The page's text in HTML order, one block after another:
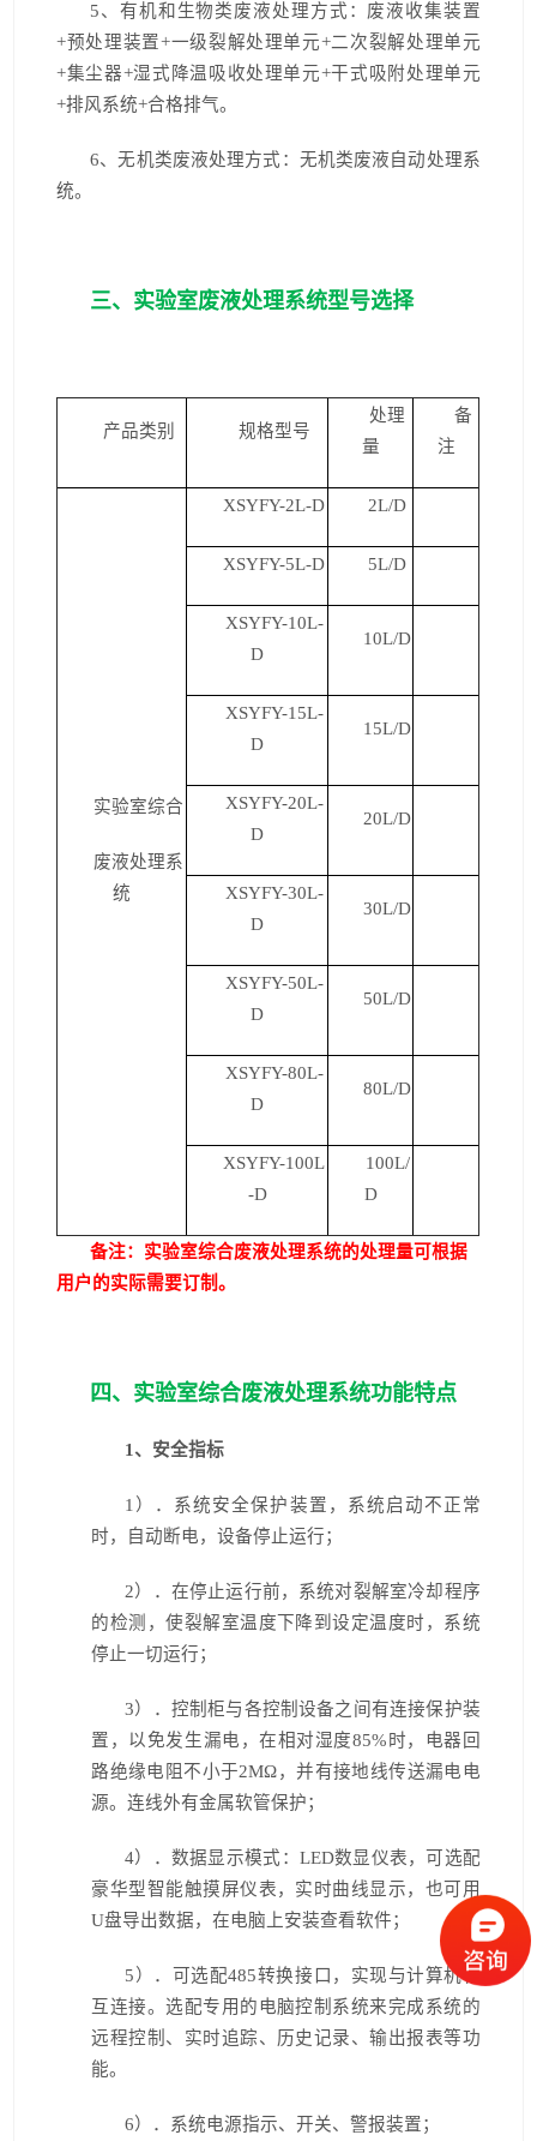
5、有机和生物类废液处理方式：废液收集装置
+预处理装置+一级裂解处理单元+二次裂解处理单元
+集尘器+湿式降温吸收处理单元+干式吸附处理单元
+排风系统+合格排气。
6、无机类废液处理方式：无机类废液自动处理系
统。
三、实验室废液处理系统型号选择
产品类别 规格型号
处理
量
备
注
实验室综合
废液处理系
统
XSYFY-2L-D 2L/D
XSYFY-5L-D 5L/D
XSYFY-10L-
D
10L/D
XSYFY-15L-
D
15L/D
XSYFY-20L-
D
20L/D
XSYFY-30L-
D
30L/D
XSYFY-50L-
D
50L/D
XSYFY-80L-
D
80L/D
XSYFY-100L
-D
100L/
D
备注：实验室综合废液处理系统的处理量可根据
用户的实际需要订制。
四、实验室综合废液处理系统功能特点
1、安全指标
1 ）．系统安全保护装置，系统启动不正常
时，自动断电，设备停止运行；
2）．在停止运行前，系统对裂解室冷却程序
的检测，使裂解室温度下降到设定温度时，系统
停止一切运行；
3）．控制柜与各控制设备之间有连接保护装
置，以免发生漏电，在相对湿度85%时，电器回
路绝缘电阻不小于2MΩ，并有接地线传送漏电电
源。连线外有金属软管保护；
4）．数据显示模式：LED数显仪表，可选配
豪华型智能触摸屏仪表，实时曲线显示，也可用
U盘导出数据，在电脑上安装查看软件；
5 ）．可选配485转换接口，实现与计算机相
互连接。选配专用的电脑控制系统来完成系统的
远程控制、实时追踪、历史记录、输出报表等功
能。
6）．系统电源指示、开关、警报装置；